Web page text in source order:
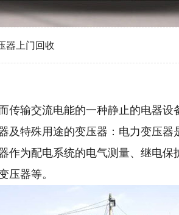
器上门回收
传输交流电能的一种静止的电器
及特殊用途的变压器：电力变压
作为配电系统的电气测量、继电
压器等。